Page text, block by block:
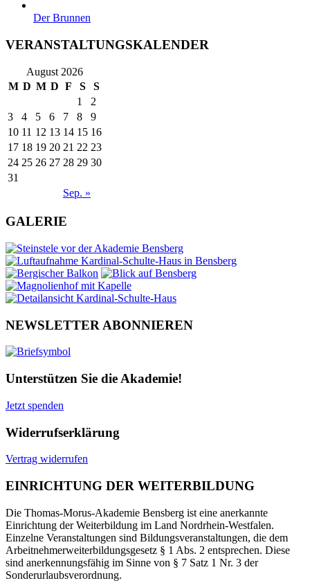
Der Brunnen
VERANSTALTUNGSKALENDER
August 2026
M D M D F S S
Sep. »
1
2
3
4 5 6 7 8
9
10 11 12 13 14 15 16
17 18 19 20 21 22 23
24 25 26 27 28 29 30
31
GALERIE
NEWSLETTER ABONNIEREN
Unterstützen Sie die Akademie!
Jetzt spenden
Widerrufserklärung
Vertrag widerrufen
EINRICHTUNG DER WEITERBILDUNG
Die Thomas-Morus-Akademie Bensberg ist eine anerkannte
Einrichtung der Weiterbildung im Land Nordrhein-Westfalen.
Einzelne Veranstaltungen sind Bildungsveranstaltungen, die dem
Arbeitnehmerweiterbildungsgesetz § 1 Abs. 2 entsprechen. Diese
sind anerkennungsfähig im Sinne von § 7 Satz 1 Nr. 3 der
Sonderurlaubsverordnung.